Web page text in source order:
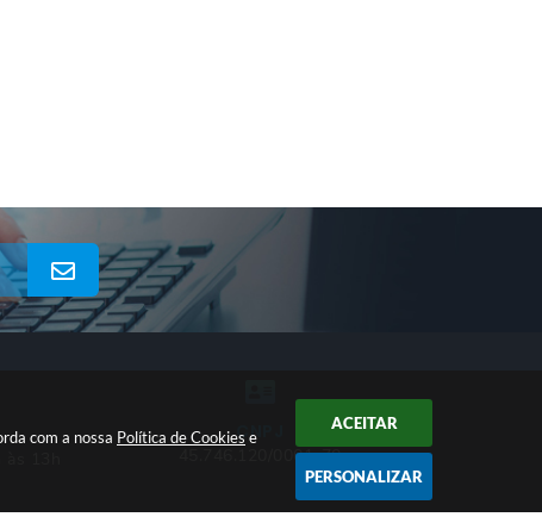
com a nossa Política de Cookies e
ACEITAR
PERSONALIZAR
CNPJ
45.746.120/0001-70